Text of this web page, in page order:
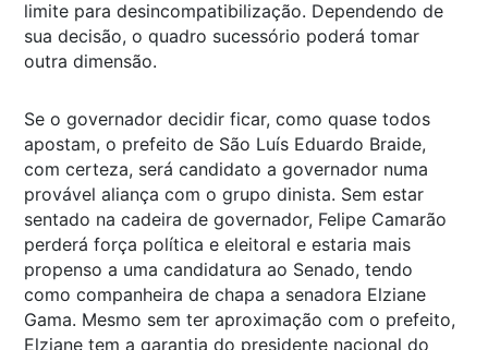
limite para desincompatibilização. Dependendo de
sua decisão, o quadro sucessório poderá tomar
outra dimensão.
Se o governador decidir ficar, como quase todos
apostam, o prefeito de São Luís Eduardo Braide,
com certeza, será candidato a governador numa
provável aliança com o grupo dinista. Sem estar
sentado na cadeira de governador, Felipe Camarão
perderá força política e eleitoral e estaria mais
propenso a uma candidatura ao Senado, tendo
como companheira de chapa a senadora Elziane
Gama. Mesmo sem ter aproximação com o prefeito,
Elziane tem a garantia do presidente nacional do